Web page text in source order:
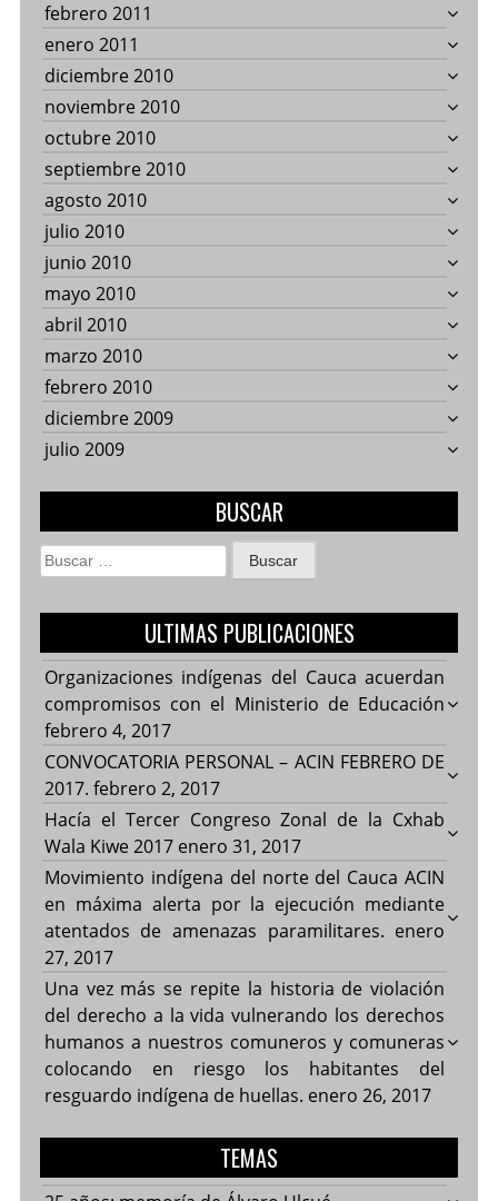
febrero 2011
enero 2011
diciembre 2010
noviembre 2010
octubre 2010
septiembre 2010
agosto 2010
julio 2010
junio 2010
mayo 2010
abril 2010
marzo 2010
febrero 2010
diciembre 2009
julio 2009
BUSCAR
Buscar:
ULTIMAS PUBLICACIONES
Organizaciones indígenas del Cauca acuerdan
compromisos con el Ministerio de Educación
febrero 4, 2017
CONVOCATORIA PERSONAL – ACIN FEBRERO DE
2017. febrero 2, 2017
Hacía el Tercer Congreso Zonal de la Cxhab
Wala Kiwe 2017 enero 31, 2017
Movimiento indígena del norte del Cauca ACIN
en máxima alerta por la ejecución mediante
atentados de amenazas paramilitares. enero
27, 2017
Una vez más se repite la historia de violación
del derecho a la vida vulnerando los derechos
humanos a nuestros comuneros y comuneras
colocando en riesgo los habitantes del
resguardo indígena de huellas. enero 26, 2017
TEMAS